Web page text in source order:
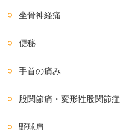
坐骨神経痛
便秘
手首の痛み
股関節痛・変形性股関節症
野球肩